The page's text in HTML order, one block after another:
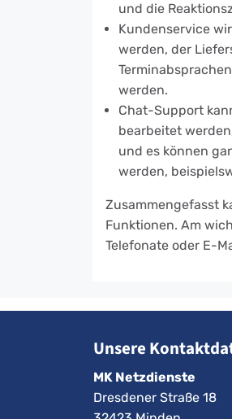
und die
Kundenservice
werden, der
werden.
Chat-Support
bearbeitet
und es können
werden,
Zusammengefasst
Funktionen. Am
Telefonate oder E-
Unsere
MK Netzdienste
Dresdener Straße 18